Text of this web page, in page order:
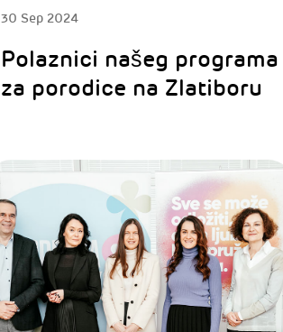
30 Sep 2024
Polaznici našeg programa
za porodice na Zlatiboru